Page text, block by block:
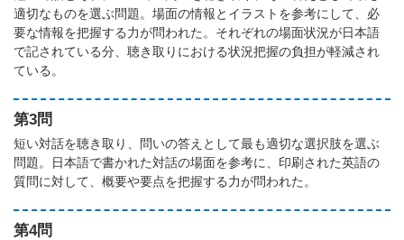
適切なものを選ぶ問題。場面の情報とイラストを参考にして、必
要な情報を把握する力が問われた。それぞれの場面状況が日本語
で記されている分、聴き取りにおける状況把握の負担が軽減され
ている。
第3問
短い対話を聴き取り、問いの答えとして最も適切な選択肢を選ぶ
問題。日本語で書かれた対話の場面を参考に、印刷された英語の
質問に対して、概要や要点を把握する力が問われた。
第4問